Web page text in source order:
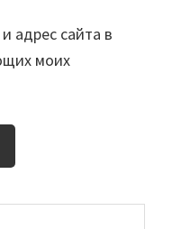
адрес сайта в
моих